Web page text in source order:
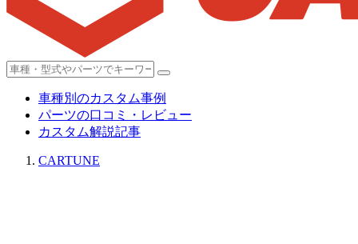
車種別のカスタム事例
パーツの口コミ・レビュー
カスタム解説記事
CARTUNE